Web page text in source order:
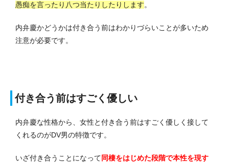
愚痴を言ったり八つ当たりしたりします。
内弁慶かどうかは付き合う前はわかりづらいことが多いため
注意が必要です。
付き合う前はすごく優しい
内弁慶な性格から、女性と付き合う前はすごく優しく接して
くれるのがDV男の特徴です。
いざ付き合うことになって同棲をはじめた段階で本性を現す